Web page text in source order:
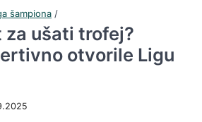
šampiona /
ušati trofej?
otvorile Ligu